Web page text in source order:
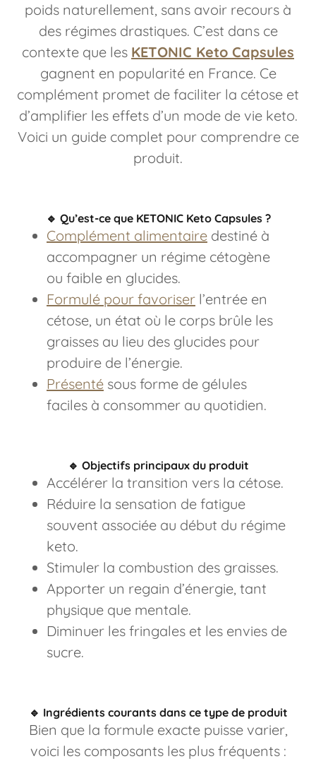
poids naturellement, sans avoir recours à
des régimes drastiques. C’est dans ce
contexte que les KETONIC Keto Capsules
gagnent en popularité en France. Ce
complément promet de faciliter la cétose et
d’amplifier les effets d’un mode de vie keto.
Voici un guide complet pour comprendre ce
produit.
🔹 Qu’est-ce que KETONIC Keto Capsules ?
Complément alimentaire destiné à
accompagner un régime cétogène
ou faible en glucides.
Formulé pour favoriser l’entrée en
cétose, un état où le corps brûle les
graisses au lieu des glucides pour
produire de l’énergie.
Présenté sous forme de gélules
faciles à consommer au quotidien.
🔹 Objectifs principaux du produit
Accélérer la transition vers la cétose.
Réduire la sensation de fatigue
souvent associée au début du régime
keto.
Stimuler la combustion des graisses.
Apporter un regain d’énergie, tant
physique que mentale.
Diminuer les fringales et les envies de
sucre.
🔹 Ingrédients courants dans ce type de produit
Bien que la formule exacte puisse varier,
voici les composants les plus fréquents :